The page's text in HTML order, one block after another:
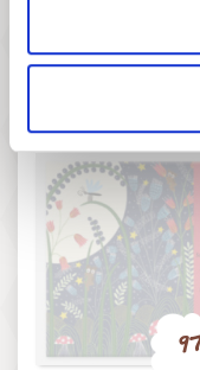
Pris
Djeco - Scratch